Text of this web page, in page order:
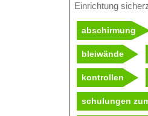
Einrichtung
abschirmung
bleiwände
kontrollen
schulungen